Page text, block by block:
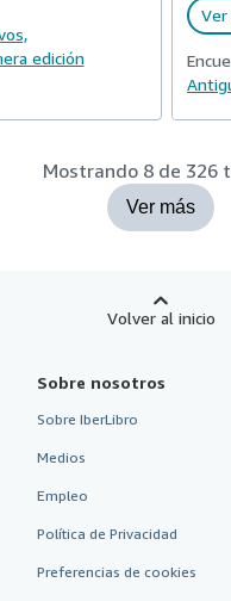
edición
Mostrando 8 de 326
Ver más
Volver al inicio
Sobre nosotros
Sobre IberLibro
Medios
Empleo
Política de Privacidad
Preferencias de cookies